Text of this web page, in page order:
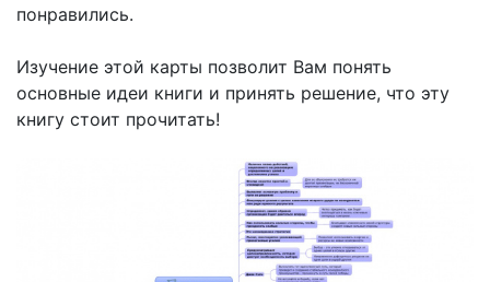
понравились.
Изучение этой карты позволит Вам понять
основные идеи книги и принять решение, что эту
книгу стоит прочитать!